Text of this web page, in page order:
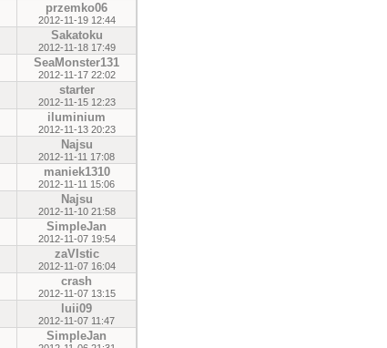
przemko06
2012-11-19 12:44
Sakatoku
2012-11-18 17:49
SeaMonster131
2012-11-17 22:02
starter
2012-11-15 12:23
iluminium
2012-11-13 20:23
Najsu
2012-11-11 17:08
maniek1310
2012-11-11 15:06
Najsu
2012-11-10 21:58
SimpleJan
2012-11-07 19:54
zaVIstic
2012-11-07 16:04
crash
2012-11-07 13:15
luii09
2012-11-07 11:47
SimpleJan